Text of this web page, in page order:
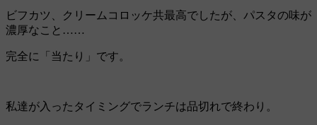
ビフカツ、クリームコロッケ共最高でしたが、パスタの味が
濃厚なこと……
完全に「当たり」です。
私達が入ったタイミングでランチは品切れで終わり。